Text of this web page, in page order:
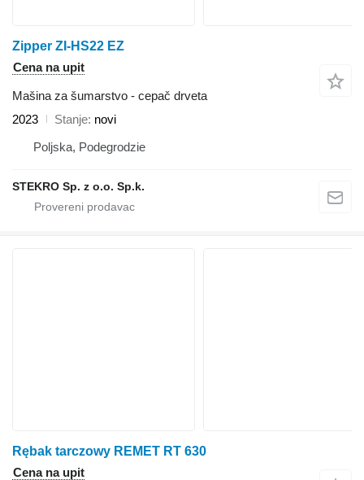
Zipper ZI-HS22 EZ
Cena na upit
Mašina za šumarstvo - cepač drveta
2023
Stanje novi
Poljska, Podegrodzie
STEKRO Sp. z o.o. Sp.k.
Rębak tarczowy REMET RT 630
Cena na upit